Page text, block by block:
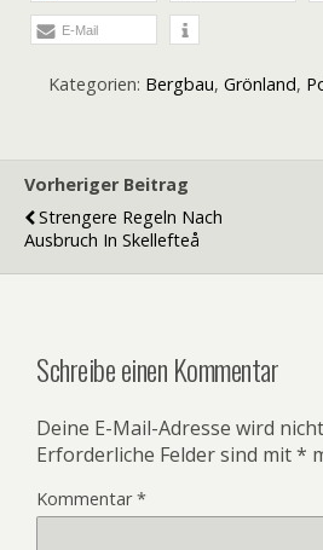
E-Mail
Kategorien: Bergbau, Grönland,
Vorheriger Beitrag
Strengere Regeln Nach
Ausbruch In Skellefteå
Schreibe einen Kommentar
Deine E-Mail-Adresse wird
Erforderliche Felder sind mit*
Kommentar*